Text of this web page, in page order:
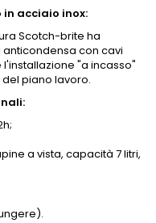
acciaio inox:
Scotch-brite ha
anticondensa con cavi
"a incasso"
piano lavoro.
a vista, capacità 7 litri,